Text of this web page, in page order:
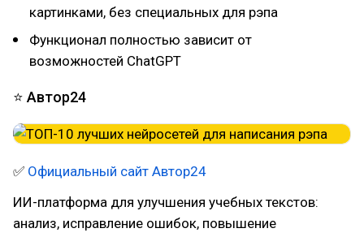
картинками, без специальных для рэпа
Функционал полностью зависит от
возможностей ChatGPT
⭐ Автор24
✅ Официальный сайт Автор24
ИИ-платформа для улучшения учебных текстов:
анализ, исправление ошибок, повышение